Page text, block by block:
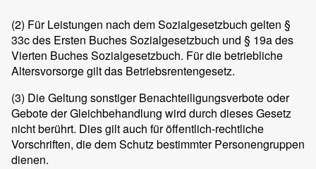
(2) Für Leistungen nach dem Sozialgesetzbuch gelten §
33c des Ersten Buches Sozialgesetzbuch und § 19a des
Vierten Buches Sozialgesetzbuch. Für die betriebliche
Altersvorsorge gilt das Betriebsrentengesetz.
(3) Die Geltung sonstiger Benachteiligungsverbote oder
Gebote der Gleichbehandlung wird durch dieses Gesetz
nicht berührt. Dies gilt auch für öffentlich-rechtliche
Vorschriften, die dem Schutz bestimmter Personengruppen
dienen.